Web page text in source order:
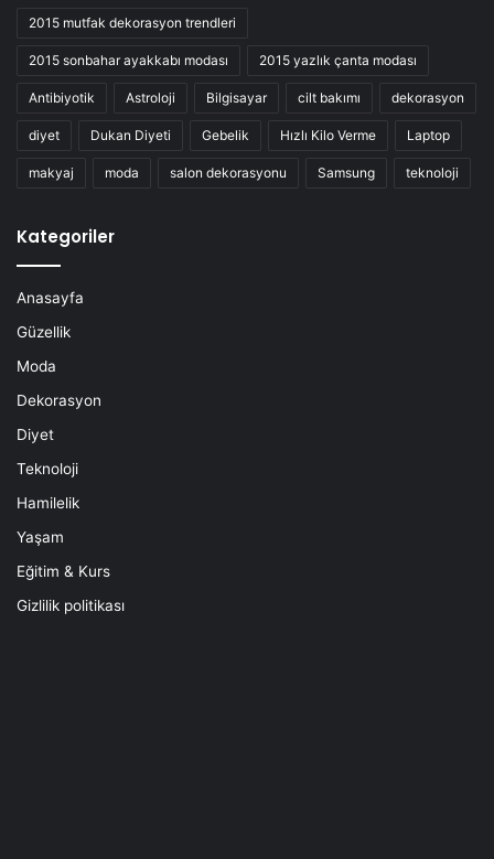
2015 mutfak dekorasyon trendleri
2015 sonbahar ayakkabı modası 2015 yazlık çanta modası
Antibiyotik Astroloji Bilgisayar cilt bakımı dekorasyon
diyet Dukan Diyeti Gebelik Hızlı Kilo Verme Laptop
makyaj moda salon dekorasyonu Samsung teknoloji
Kategoriler
Anasayfa
Güzellik
Moda
Dekorasyon
Diyet
Teknoloji
Hamilelik
Yaşam
Eğitim & Kurs
Gizlilik politikası